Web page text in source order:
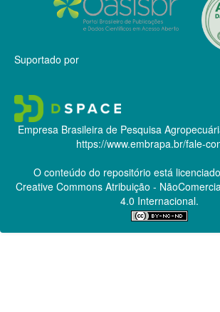
Suportado por
Empresa Brasileira de Pesquisa
https://www.embrapa.br/fale-
O conteúdo do repositório está
Creative CommonsAtribuição -
4.0 Internacional.